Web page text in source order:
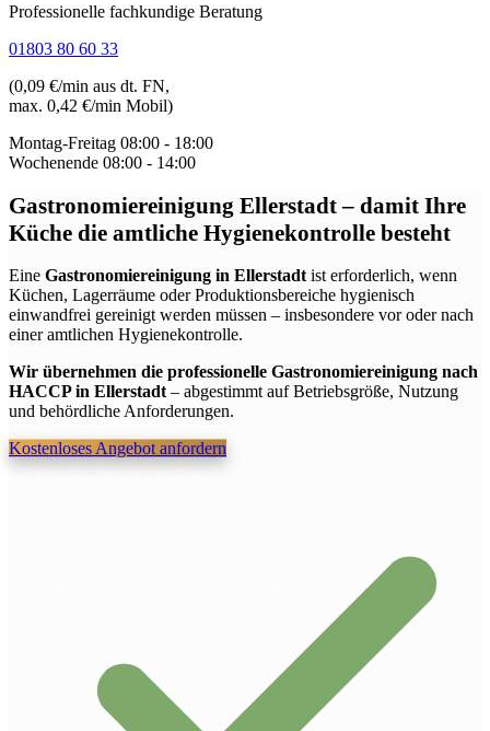
Professionelle fachkundige Beratung
01803 80 60 33
(0,09 €/min aus dt. FN,
max. 0,42 €/min Mobil)
Montag-Freitag 08:00 - 18:00
Wochenende 08:00 - 14:00
Gastronomiereinigung Ellerstadt– damit Ihre
Küche die amtliche Hygienekontrolle besteht
Eine Gastronomiereinigung in Ellerstadt ist erforderlich, wenn
Küchen, Lagerräume oder Produktionsbereiche hygienisch
einwandfrei gereinigt werden müssen – insbesondere vor oder nach
einer amtlichen Hygienekontrolle.
Wir übernehmen die professionelle Gastronomiereinigung nach
HACCP in Ellerstadt– abgestimmt auf Betriebsgröße, Nutzung
und behördliche Anforderungen.
Kostenloses Angebot anfordern